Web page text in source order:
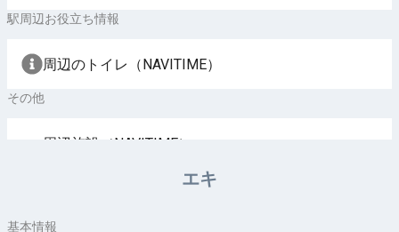
駅周辺お役立ち情報
周辺のトイレ（NAVITIME）
その他
周辺施設（NAVITIME）
エキ
基本情報